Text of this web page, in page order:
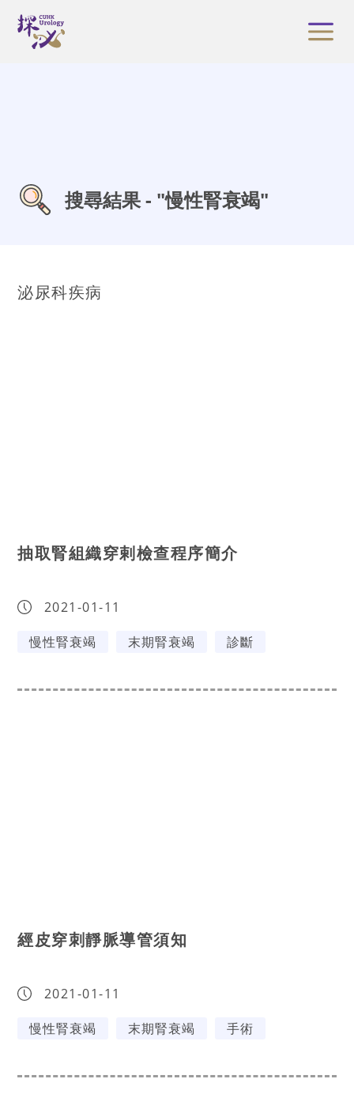
搜尋結果 - "慢性腎衰竭"
泌尿科疾病
抽取腎組織穿剌檢查程序簡介
2021-01-11
慢性腎衰竭
末期腎衰竭 診斷
經皮穿刺靜脈導管須知
2021-01-11
慢性腎衰竭
末期腎衰竭 手術